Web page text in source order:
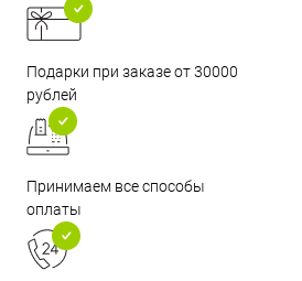
Подарки при заказе от 30000
рублей
Принимаем все способы
оплаты